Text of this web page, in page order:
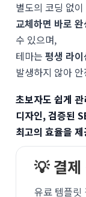
별도의 코딩 없이
교체하면 바로 완
수 있으며,
테마는 평생 라이
발생하지 않아
초보자도 쉽게
디자인, 검증된
최고의 효율을
💡 결제
유료 템플릿